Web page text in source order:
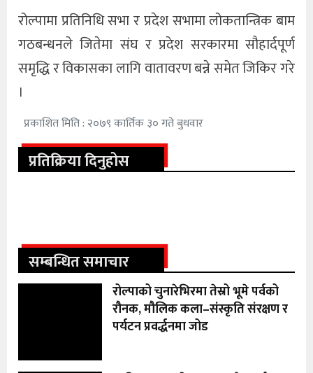
रोल्पामा प्रतिनिधि सभा र प्रदेश सभामा लोकतान्त्रिक बाम
गठबन्धनले जितेमा संघ र प्रदेश सरकारमा सौहार्दपूर्ण
समृद्धि र विकासका लागि वातावरण बन्ने समेत जिकिर गरे
।
प्रकाशित मिति : २०७९ कार्तिक ३० गते बुधवार
प्रतिक्रिया दिनुहोस
सम्बन्धित समाचार
रोल्पाको चुनारेभिरमा तेस्रो भूमे पर्वको
रौनक, मौलिक कला–संस्कृति संरक्षण र
पर्यटन प्रवर्द्धनमा जोड